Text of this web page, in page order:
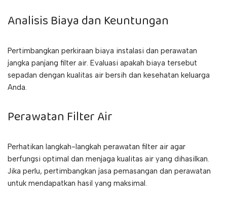
Analisis Biaya dan Keuntungan
Pertimbangkan perkiraan biaya instalasi dan perawatan
jangka panjang filter air. Evaluasi apakah biaya tersebut
sepadan dengan kualitas air bersih dan kesehatan keluarga
Anda.
Perawatan Filter Air
Perhatikan langkah-langkah perawatan filter air agar
berfungsi optimal dan menjaga kualitas air yang dihasilkan.
Jika perlu, pertimbangkan jasa pemasangan dan perawatan
untuk mendapatkan hasil yang maksimal.